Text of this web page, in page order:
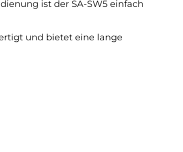
ist der SA-SW5 einfach
und bietet eine lange